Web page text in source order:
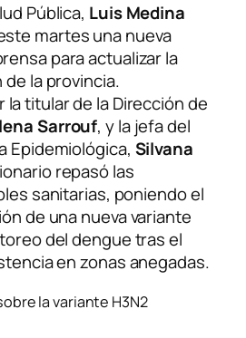
Pública, Luis Medina
martes una nueva
para actualizar la
de la provincia.
la titular de la Dirección de
Sarrouf, y la jefa del
Epidemiológica, Silvana
repasó las
sanitarias, poniendo el
de una nueva variante
del dengue tras el
en zonas anegadas.
la variante H3N2